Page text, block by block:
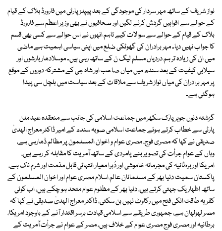
نواز شریف کے ساتھ مہر سردار کی موجودگی کے بعد پیپلزپارٹی میں فارورڈ بلاک کے قیام
کے حوالے سے افواہیں گردش کرنے لگیں اور صحافیوں نے بھی وزیر اعظم سے فارورڈ
بلاک کے قیام کے حوالے سے سوالات کیے تاہم انہوں نے اس حوالے سے کسی بھی قسم
کا جواب نہیں دیا۔ مہر برادران کی گھوٹکی ضلع میں اپنی سیاسی اہمیت ہے ماضی
میں ان کی زیادہ تر ہم دردیاں مسلم لیگ ن کے ساتھ رہی ہیں۔ موسلادھار بارشوں اور
سیلابی کیفیت کے بعد سندھ میں میاں صاحب اور شاہ جی کے مشترکہ دوروں کے موقع
پر مہر برادران کی میاں نواز شریف سے ملاقات کے بعد سیاست میں ہلچل سی پیدا
ہوگئی ہے۔
گزشتہ دنوں جوہر پارک سکھر میں جماعت اسلامی کی جانب سے منعقدہ عید ملن
پارٹی سے خطاب کرتے ہوئے جماعت اسلامی صوبہ سندھ کے امیر ڈاکٹر معراج الہدیٰ
صدیقی نے کہا کہ مصری فوج، مصری عوام و اخوان المسلمون پر مظالم ڈھارہی ہے،
وہاں کے عوام جرأت کی تصویر بنے پامردی کے ساتھ آمریت کا مقابلہ کر رہے ہیں،
امریکا اور برطانیہ کی مجرمانہ خاموشی اور دُہرا معیار انتہائی قابل مذمت اور شرم ناک ہے،
پاکستان سمیت دنیا بھر کے مسلمانان عالم اسلام مصری عوام اور اخوان المسلمون کے
ساتھ اظہار یک جہتی کرتے ہیں، دنیا بھر کے مظلوم عوام متحد ہو چکے ہیں، اب کوئی
کفریہ طاقت انکی فتح میں رکاوٹ نہیں بن سکتی، ڈاکٹر معراج الہدیٰ صدیقی نے کہا کہ
مصر لہولہان ہے، جمہوری طریقے سے اسلامی قیادت برسر اقتدار آنے کے باوجود امریکا،
برطانیہ اور مصری فوج مصری عوام کے خلاف ہیں، مصر کے عوام نے جرأت آمریت کے